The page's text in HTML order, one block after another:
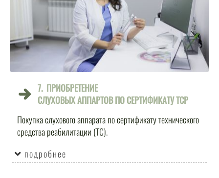
7. ПРИОБРЕТЕНИЕ
СЛУХОВЫХ АППАРТОВ ПО СЕРТИФИКАТУ ТСР
Покупка слухового аппарата по сертификату технического
средства реабилитации (ТС).
подробнее